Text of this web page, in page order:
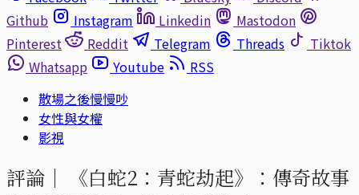
Github
Instagram Linkedin
Mastodon
Pinterest
Reddit Telegram Threads
Tiktok
Whatsapp
Youtube
RSS
散場之後慢慢吵
女性與女權
影視
評論｜
《白蛇2：青蛇劫起》：傳奇故事